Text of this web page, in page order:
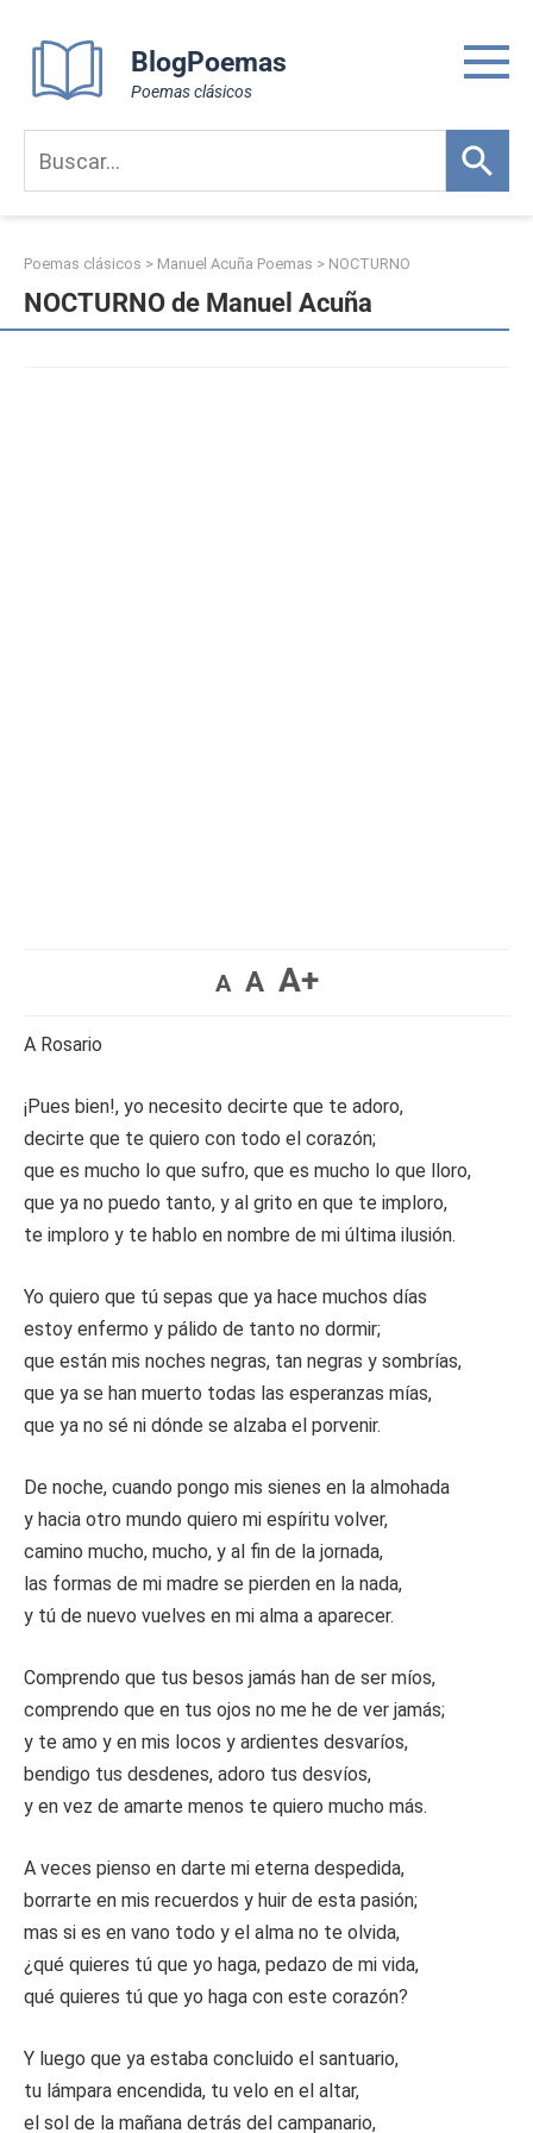
content
BlogPoemas
Poemas clásicos
Poemas clásicos > Manuel Acuña Poemas > NOCTURNO
NOCTURNO de Manuel Acuña
A A A+
A Rosario
¡Pues bien!, yo necesito decirte que te adoro,
decirte que te quiero con todo el corazón;
que es mucho lo que sufro, que es mucho lo que lloro,
que ya no puedo tanto, y al grito en que te imploro,
te imploro y te hablo en nombre de mi última ilusión.
Yo quiero que tú sepas que ya hace muchos días
estoy enfermo y pálido de tanto no dormir;
que están mis noches negras, tan negras y sombrías,
que ya se han muerto todas las esperanzas mías,
que ya no sé ni dónde se alzaba el porvenir.
De noche, cuando pongo mis sienes en la almohada
y hacia otro mundo quiero mi espíritu volver,
camino mucho, mucho, y al fin de la jornada,
las formas de mi madre se pierden en la nada,
y tú de nuevo vuelves en mi alma a aparecer.
Comprendo que tus besos jamás han de ser míos,
comprendo que en tus ojos no me he de ver jamás;
y te amo y en mis locos y ardientes desvaríos,
bendigo tus desdenes, adoro tus desvíos,
y en vez de amarte menos te quiero mucho más.
A veces pienso en darte mi eterna despedida,
borrarte en mis recuerdos y huir de esta pasión;
mas si es en vano todo y el alma no te olvida,
¿qué quieres tú que yo haga, pedazo de mi vida,
qué quieres tú que yo haga con este corazón?
Y luego que ya estaba concluido el santuario,
tu lámpara encendida, tu velo en el altar,
el sol de la mañana detrás del campanario,